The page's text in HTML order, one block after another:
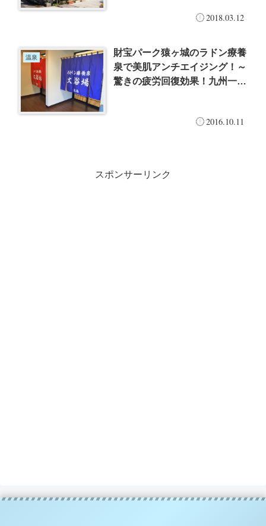
2018.03.12
温泉
財宝パーク猿ヶ城のラドン療養
泉で美肌アンチエイジング！～
驚きの疲労回復効果！九州一の
2016.10.11
スポンサーリンク